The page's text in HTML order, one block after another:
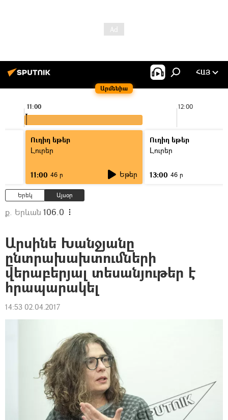
Արմենիա
ՀԱՅ
12:00
11:00
Ուղիղ եթեր
Լուրեր
11:00 46 ր Եթեր
Ուղիղ եթեր
Լուրեր
13:00 46 ր
Երեկ Այսօր
ք. Երևան 106.0
Արսինե Խանջյանը
ընտրախախտումների
վերաբերյալ տեսանյութեր է
հրապարակել
14:53 02.04.2017